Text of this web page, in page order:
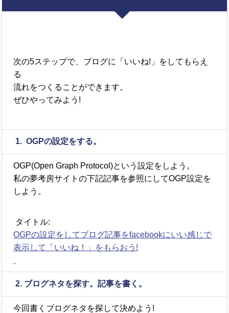
次の5ステップで、ブログに「いいね!」をしてもらえ
る
流れをつくることができます。
ぜひやってみよう!
1. OGPの設定をする。
OGP(Open Graph Protocol)という設定をしよう。
私の夢考房サイトの下記記事を参照にしてOGP設定を
しよう。
タイトル:
OGPの設定をしてブログ記事をfacebookにいい感じで
表示して「いいね！」をもらおう!
2. ブログネタを探す。記事を書く。
今回書くブログネタを探して決めよう!